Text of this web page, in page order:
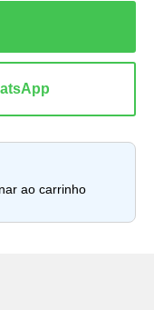
ao carrinho